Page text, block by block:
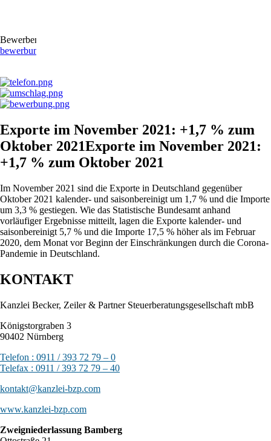
Bewerben Sie sich online oder per E-Mail
bewerbung@stb-becker-zeiler.de
Exporte im November 2021: +1,7 % zum
Oktober 2021Exporte im November 2021:
+1,7 % zum Oktober 2021
Im November 2021 sind die Exporte in Deutschland gegenüber
Oktober 2021 kalender- und saisonbereinigt um 1,7 % und die Importe
um 3,3 % gestiegen. Wie das Statistische Bundesamt anhand
vorläufiger Ergebnisse mitteilt, lagen die Exporte kalender- und
saisonbereinigt 5,7 % und die Importe 17,5 % höher als im Februar
2020, dem Monat vor Beginn der Einschränkungen durch die Corona-
Pandemie in Deutschland.
KONTAKT
Kanzlei Becker, Zeiler & Partner Steuerberatungsgesellschaft mbB
Königstorgraben 3
90402 Nürnberg
Telefon : 0911 / 393 72 79 – 0
Telefax : 0911 / 393 72 79 – 40
kontakt@kanzlei-bzp.com
www.kanzlei-bzp.com
Zweigniederlassung Bamberg